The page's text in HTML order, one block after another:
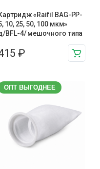
«Raifil BAG-PP-
10, 25, 50, 100 мкм»
BFL-4/ мешочного типа
₽
ОПТ ВЫГОДНЕЕ